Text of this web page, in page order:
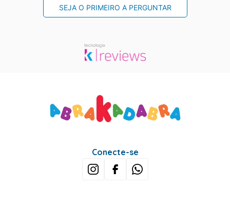
SEJA O PRIMEIRO A PERGUNTAR
Conecte-se